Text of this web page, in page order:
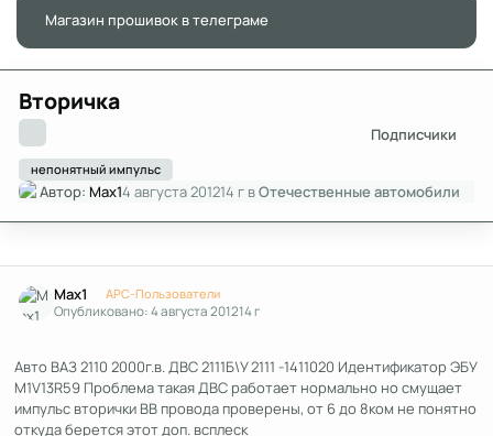
Магазин прошивок в телеграме
Вторичка
непонятный импульс
Подписчики
Автор: Max14 августа 201214 г вОтечественные автомобили
Max1 APC-Пользователи
Опубликовано:4 августа 201214 г
Авто ВАЗ 2110 2000г.в. ДВС 2111Б\У 2111 -1411020 Идентификатор ЭБУ
M1V13R59 Проблема такая ДВС работает нормально но смущает
импульс вторички ВВ провода проверены, от 6 до 8ком не понятно
откуда берется этот доп. всплеск